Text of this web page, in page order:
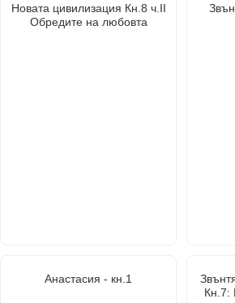
Новата цивилизация Кн.8 ч.ІІ
Обредите на любовта
Анастасия - кн.1
Кн.7: